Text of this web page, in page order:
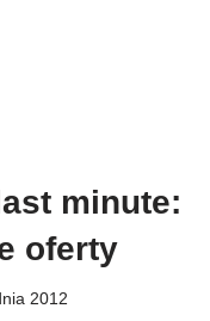
minute:
oferty
2012